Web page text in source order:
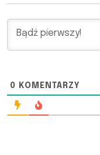
0 KOMENTARZY